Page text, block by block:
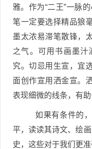
雅。作为“二王”一脉
笔一定要选择精品狼
墨太浓易滞笔散锋，
之气。可用书画墨汁
究。切忌用生宣，宜
面创作宣用洒金宣。
表现细微的线条，有
如果有条件的
平，读读其诗文、绘
史，这些对于我们更